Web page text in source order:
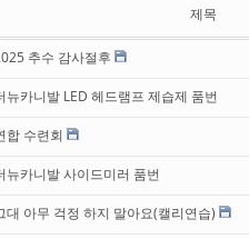
제목
추수 감사절후
뉴카니발 LED 헤드램프 제습제 품번
합 수련회
뉴카니발 사이드미러 품번
대 아무 걱정 하지 말아요(캘리연습)